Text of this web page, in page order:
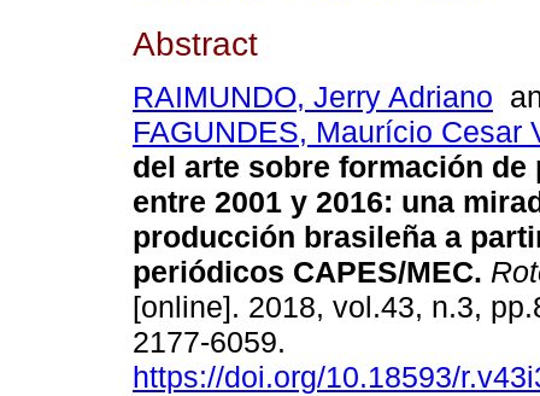
Abstract
RAIMUNDO, Jerry Adriano
FAGUNDES, Maurício Cesar
del arte sobre formación de
entre 2001 y 2016: una
producción brasileña a
periódicos CAPES/MEC.
[online]. 2018, vol.43, n.3,
2177-6059.
https://doi.org/10.18593/